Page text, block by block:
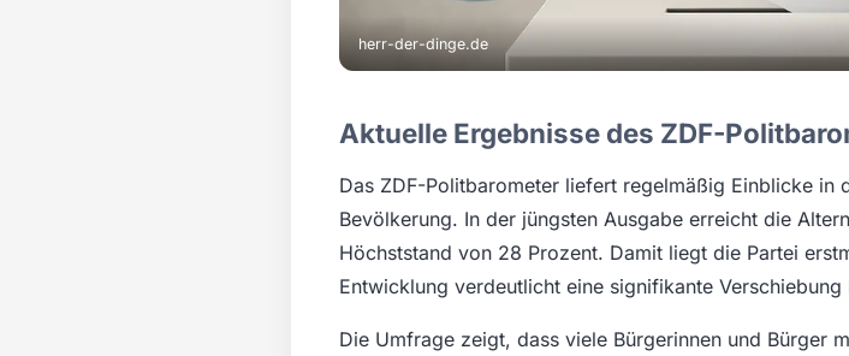
herr-der-dinge.de
Aktuelle Ergebnisse des ZDF-
Das ZDF-Politbarometer liefert regelmäßig Einblicke in
Bevölkerung. In der jüngsten Ausgabe erreicht die
Höchststand von 28 Prozent. Damit liegt die Partei
Entwicklung verdeutlicht eine signifikante
Die Umfrage zeigt, dass viele Bürgerinnen und Bürger